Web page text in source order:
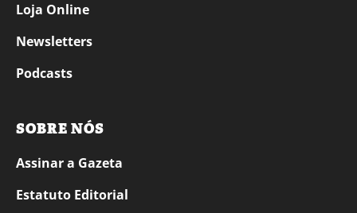
Loja Online
Newsletters
Podcasts
SOBRE NÓS
Assinar a Gazeta
Estatuto Editorial